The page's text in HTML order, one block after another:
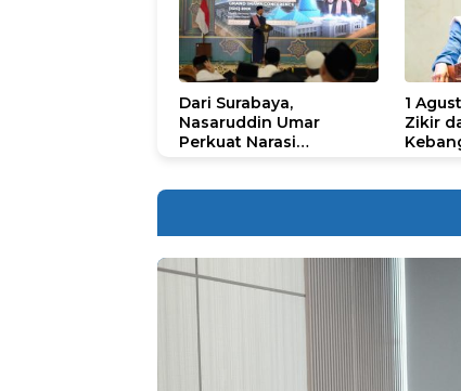
Dari Surabaya,
Nasaruddin Umar
Perkuat Narasi
1
Zikir